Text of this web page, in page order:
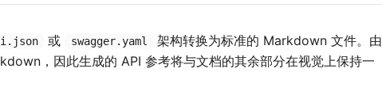
或 swagger.yaml
架构转换为标准的 Markdown 文件。由
，因此生成的 API 参考将与文档的其余部分在视觉上保持一